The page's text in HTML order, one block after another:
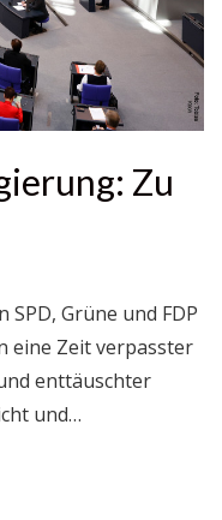
Zu
Grüne und FDP
eine Zeit verpasster
enttäuschter
und…